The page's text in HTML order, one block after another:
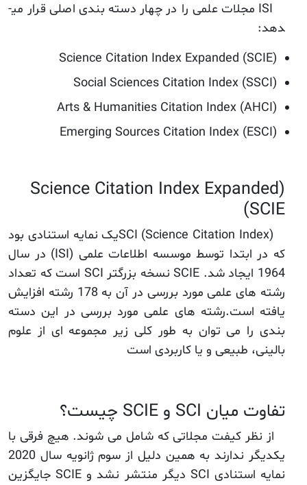
ISI مجلات علمی را در چهار دسته بندی اصلی قرار می­
دهد:
Science Citation Index Expanded (SCIE)
Social Sciences Citation Index (SSCI)
Arts & Humanities Citation Index (AHCI)
Emerging Sources Citation Index (ESCI)
Science Citation Index Expanded)
SCIE)
SCI (Science Citation Index)یک نمایه استنادی بود
که در ابتدا توسط موسسه اطلاعات علمی (ISI) در سال
1964 ایجاد شد. SCIE نسخه بزرگتر SCI است که تعداد
رشته های علمی مورد بررسی در آن به 178 رشته افزایش
یافته است.رشته های علمی مورد بررسی در این دسته
بندی را می توان به طور کلی زیر مجموعه ای از علوم
بالینی، طبیعی و یا کاربردی است
تفاوت میان SCI و SCIE چیست؟
از نظر کیفت مجلاتی که شامل می شوند. هیچ فرقی با
یکدیگر ندارند به همین دلیل از سوم ژانویه سال 2020
نمایه استنادی SCI دیگر منتشر نشد و SCIE جایگزین